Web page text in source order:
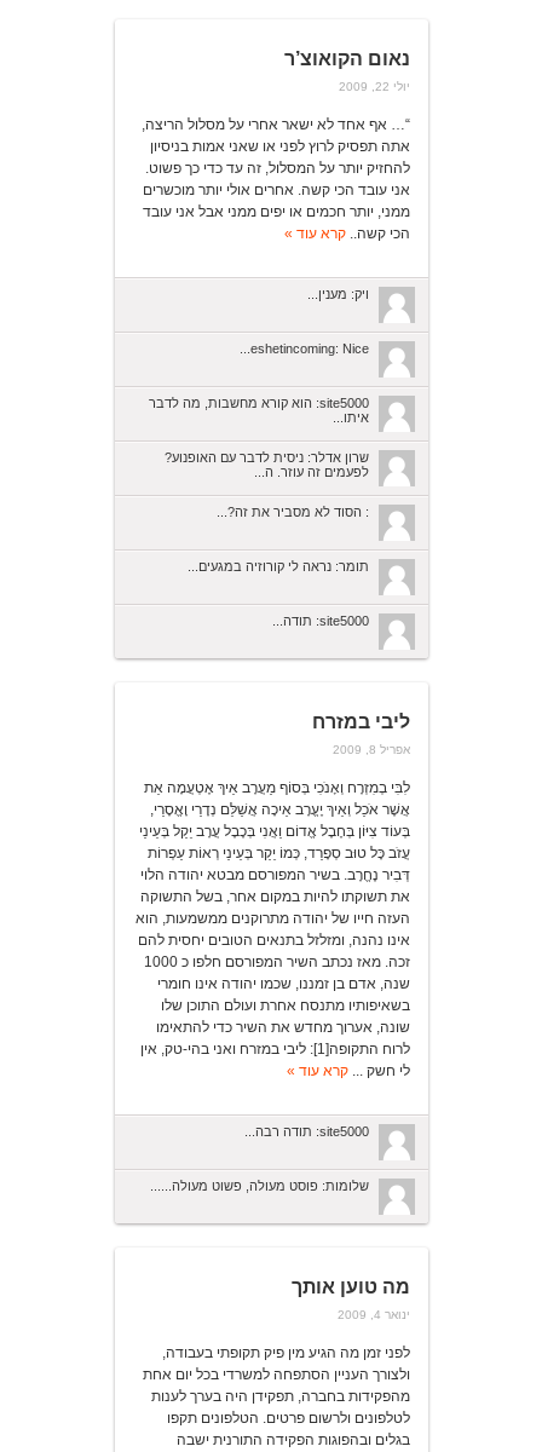
נאום הקואוצ’ר
יולי 22, 2009
“… אף אחד לא ישאר אחרי על מסלול הריצה,
אתה תפסיק לרוץ לפני או שאני אמות בניסיון
להחזיק יותר על המסלול, זה עד כדי כך פשוט.
אני עובד הכי קשה. אחרים אולי יותר מוכשרים
ממני, יותר חכמים או יפים ממני אבל אני עובד
הכי קשה..קרא עוד »
ויק: מענין...
eshetincoming: Nice...
site5000: הוא קורא מחשבות, מה לדבר
איתו...
שרון אדלר: ניסית לדבר עם האופנוע?
לפעמים זה עוזר. ה...
: הסוד לא מסביר את זה?...
תומר: נראה לי קורוזיה במגעים...
site5000: תודה...
ליבי במזרח
אפריל 8, 2009
לִבִּי בְמִזְרָח וְאָנֹכִי בְּסוֹף מַעֲרָב אֵיךְ אֶטְעֲמָה אֵת
אֲשֶׁר אֹכַל וְאֵיךְ יֶעֱרָב אֵיכָה אֲשַׁלֵּם נְדָרַי וָאֱסָרַי,
בְּעוֹד צִיּוֹן בְּחֶבֶל אֱדוֹם וַאֲנִי בְּכֶבֶל עֲרָב יֵקַל בְּעֵינַי
עֲזֹב כָּל טוּב סְפָרַד, כְּמוֹ יֵקַר בְּעֵינַי רְאוֹת עַפְרוֹת
דְּבִיר נֶחֱרָב. בשיר המפורסם מבטא יהודה הלוי
את תשוקתו להיות במקום אחר, בשל התשוקה
העזה חייו של יהודה מתרוקנים ממשמעות, הוא
אינו נהנה, ומזלזל בתנאים הטובים יחסית להם
זכה. מאז נכתב השיר המפורסם חלפו כ 1000
שנה, אדם בן זמננו, שכמו יהודה אינו חומרי
בשאיפותיו מתנסח אחרת ועולם התוכן שלו
שונה, אערוך מחדש את השיר כדי להתאימו
לרוח התקופה[1]: ליבי במזרח ואני בהי-טק, אין
לי חשק ...קרא עוד »
site5000: תודה רבה...
שלומות: פוסט מעולה, פשוט מעולה......
מה טוען אותך
ינואר 4, 2009
לפני זמן מה הגיע מין פיק תקופתי בעבודה,
ולצורך העניין הסתפחה למשרדי בכל יום אחת
מהפקידות בחברה, תפקידן היה בערך לענות
לטלפונים ולרשום פרטים. הטלפונים תקפו
בגלים ובהפוגות הפקידה התורנית ישבה